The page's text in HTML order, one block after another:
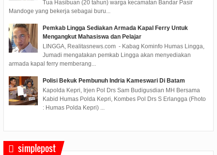
Tua Hasibuan (20 tahun) warga kecamatan Bandar Pasir
Mandoge yang bekerja sebagai buru...
Pemkab Lingga Sediakan Armada Kapal Ferry Untuk
Mengangkut Mahasiswa dan Pelajar
LINGGA, Realitasnews.com - Kabag Kominfo Humas Lingga,
Jumadi mengatakan pemkab Lingga akan menyediakan
armada kapal ferry memberang...
Polisi Bekuk Pembunuh Indria Kameswari Di Batam
Kapolda Kepri, Irjen Pol Drs Sam Budigusdian MH Bersama
Kabid Humas Polda Kepri, Kombes Pol Drs S Erlangga (Fhoto
: Humas Polda Kepri) ...
simplepost